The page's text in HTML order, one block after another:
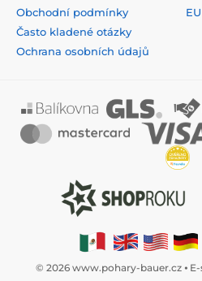
Obchodní podmínky
Často kladené otázky
Ochrana osobních údajů
© 2026 www.pohary-bauer.cz ⦁